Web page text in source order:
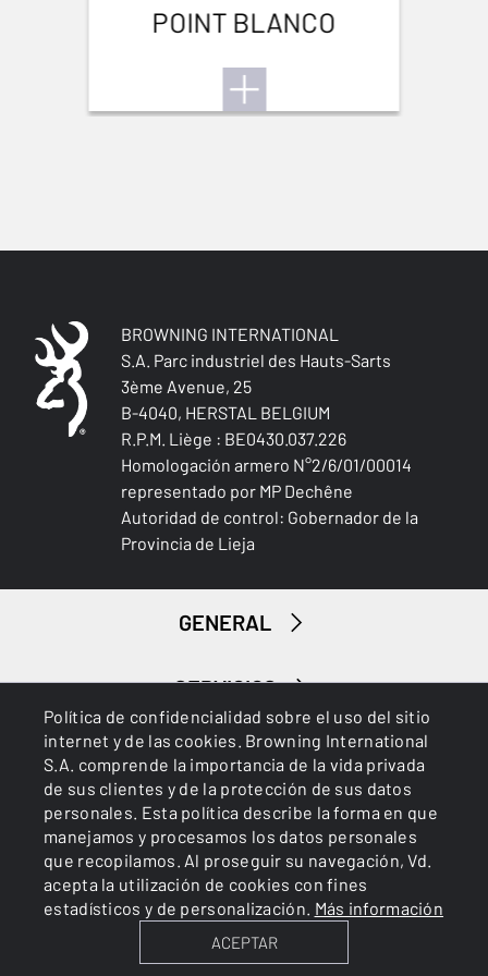
Política de confidencialidad sobre el uso del sitio
internet y de las cookies. Browning International
S.A. comprende la importancia de la vida privada
de sus clientes y de la protección de sus datos
personales. Esta política describe la forma en que
manejamos y procesamos los datos personales
que recopilamos. Al proseguir su navegación, Vd.
acepta la utilización de cookies con fines
estadísticos y de personalización. Más información
ACEPTAR
MATERIAL DE LA CARCASA
DBM-Drop Box Magazine
MECANISMO (D/G)
Ambidextrous
SEGURIDAD
POINT BLANCO
BROWNING INTERNATIONAL
S.A. Parc industriel des Hauts-Sarts
3ème Avenue, 25
B-4040, HERSTAL BELGIUM
R.P.M. Liège : BE0430.037.226
Homologación armero N°2/6/01/00014
representado por MP Dechêne
Autoridad de control: Gobernador de la
Provincia de Lieja
GENERAL
SERVICIOS
BROWNING INTERNATIONAL S.A. © 2025 - Member of FN
Browning Group
Cookies Política de privacidad